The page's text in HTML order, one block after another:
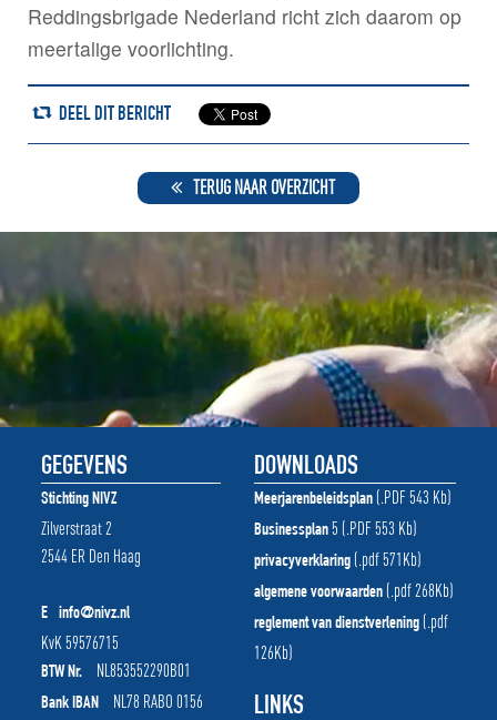
Reddingsbrigade Nederland richt zich daarom op
meertalige voorlichting.
DEEL DIT BERICHT
TERUG NAAR OVERZICHT
GEGEVENS
Stichting NIVZ
Zilverstraat 2
2544 ER Den Haag
E info@nivz.nl
KvK 59576715
BTW Nr. NL853552290B01
Bank IBAN NL78 RABO 0156
DOWNLOADS
Meerjarenbeleidsplan(.PDF 543 Kb)
Businessplan5 (.PDF 553 Kb)
privacyverklaring(.pdf 571Kb)
algemene voorwaarden(.pdf 268Kb)
reglement van dienstverlening(.pdf
126Kb)
LINKS